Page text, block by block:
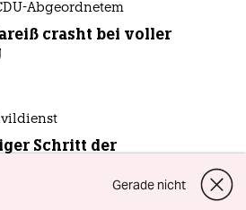
Abgeordnetem
crasht bei voller
Schritt der
Gerade nicht